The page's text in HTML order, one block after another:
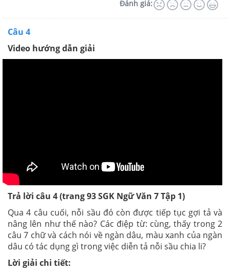
Đánh giá:
Câu 4
Video hướng dẫn giải
Trả lời câu 4 (trang 93SGK Ngữ Văn 7 Tập 1)
Qua 4 câu cuối, nỗi sầu đó còn được tiếp tục gợi tả và
nâng lên như thế nào? Các điệp từ: cùng, thấy trong 2
câu 7 chữ và cách nói về ngàn dâu, màu xanh của ngàn
dâu có tác dụng gì trong việc diễn tả nỗi sầu chia li?
Lời giải chi tiết: